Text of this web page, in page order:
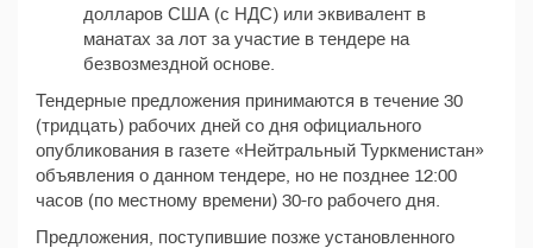
долларов США (с НДС) или эквивалент в
манатах за лот за участие в тендере на
безвозмездной основе.
Тендерные предложения принимаются в течение 30
(тридцать) рабочих дней со дня официального
опубликования в газете «Нейтральный Туркменистан»
объявления о данном тендере, но не позднее 12:00
часов (по местному времени) 30-го рабочего дня.
Предложения, поступившие позже установленного